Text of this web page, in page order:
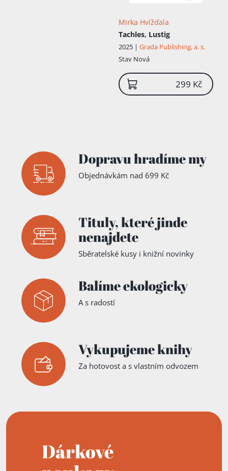
Mirka Hvížďala
Tachles, Lustig
2025 | Grada Publishing, a. s.
Stav Nová
299 Kč
Dopravu hradíme my
Objednávkám nad 699 Kč
Tituly,které jinde
nenajdete
Sběratelské kusy i knižní novinky
Balíme ekologicky
A s radostí
Vykupujeme knihy
Za hotovost a s vlastním odvozem
Dárkové